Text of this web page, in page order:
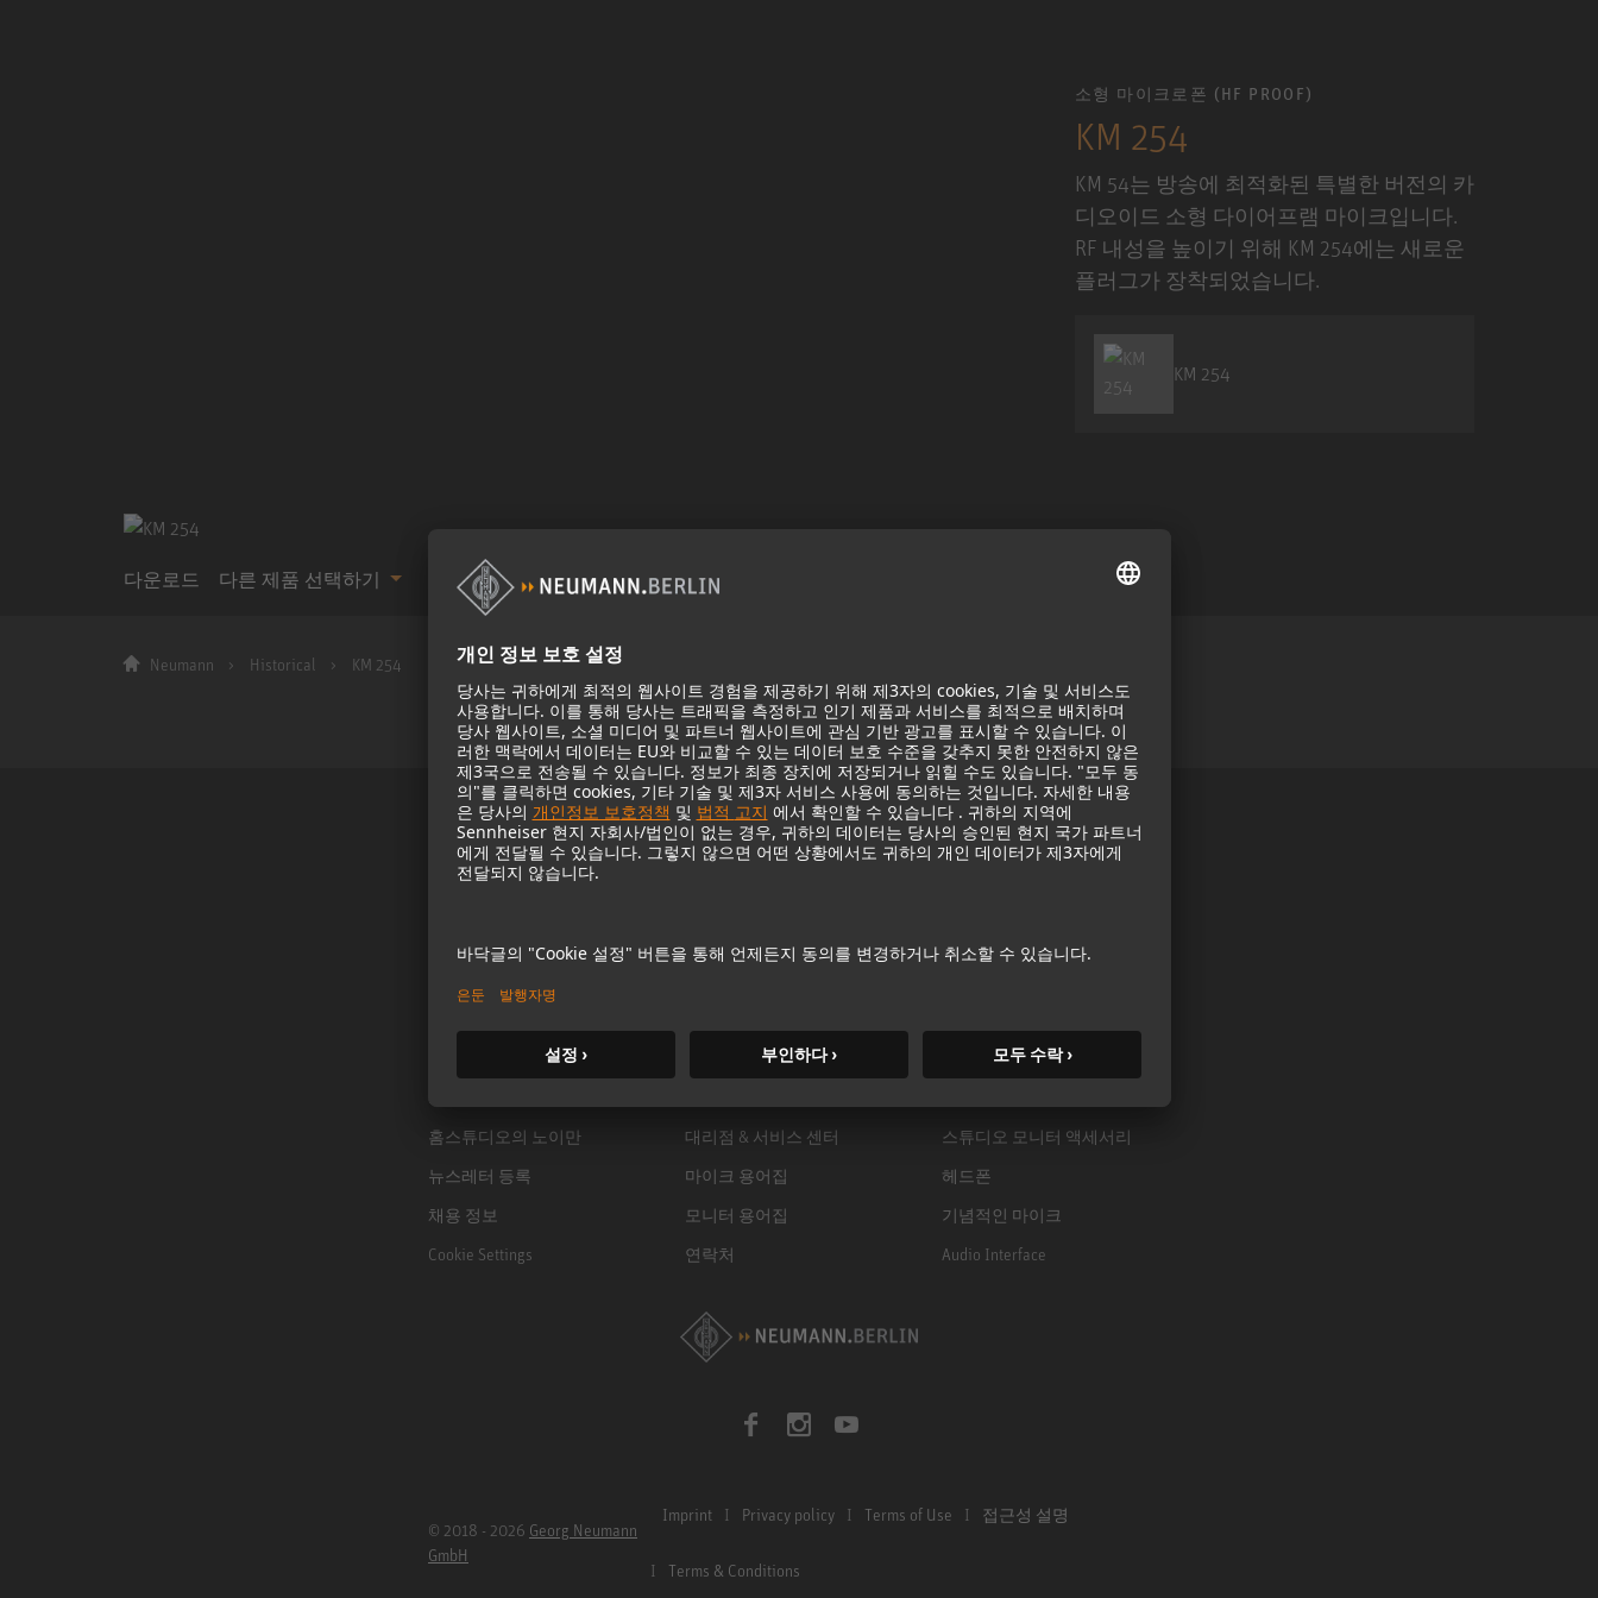
소형 마이크로폰 (HF PROOF)
KM 254
KM 54는 방송에 최적화된 특별한 버전의 카
디오이드 소형 다이어프램 마이크입니다.
RF 내성을 높이기 위해 KM 254에는 새로운
플러그가 장착되었습니다.
KM 254
다운로드 다른 제품 선택하기
Neumann Historical KM 254
홈스튜디오의 노이만
뉴스레터 등록
채용 정보
Cookie Settings
대리점 & 서비스 센터
마이크 용어집
모니터 용어집
연락처
마이크 액세서리
스튜디오 모니터 액세서리
헤드폰
기념적인 마이크
Audio Interface
© 2018 - 2026 Georg Neumann
GmbH
Imprint Privacy policy Terms of Use 접근성 설명
Terms & Conditions